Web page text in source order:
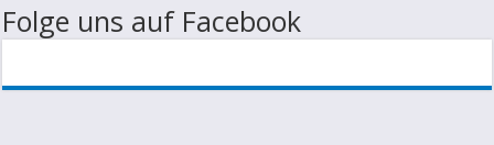
Folge uns auf Facebook